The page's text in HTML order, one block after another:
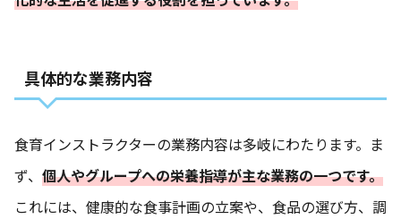
具体的な業務内容
食育インストラクターの業務内容は多岐にわたります。ま
ず、 個人やグループへの栄養指導が主な業務の一つです。
これには、健康的な食事計画の立案や、食品の選び方、調